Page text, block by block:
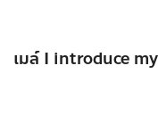
เมล์ I introduce